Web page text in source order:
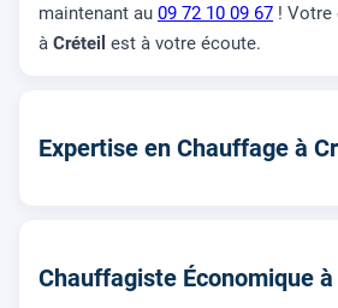
maintenant au 09 72 10 09 67 ! Votre
à Créteil est à votre écoute.
Expertise en Chauffage à
Chauffagiste Économique